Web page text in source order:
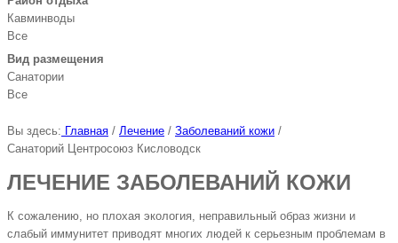
Кавминводы
Все
Вид размещения
Санатории
Все
Вы здесь: Главная / Лечение / Заболеваний кожи /
Санаторий Центросоюз Кисловодск
ЛЕЧЕНИЕ ЗАБОЛЕВАНИЙ КОЖИ
К сожалению, но плохая экология, неправильный образ жизни и
слабый иммунитет приводят многих людей к серьезным проблемам в